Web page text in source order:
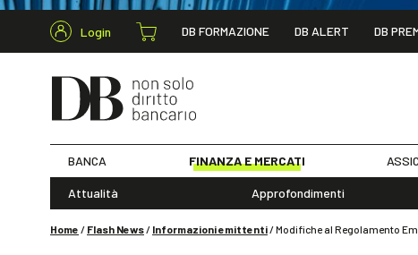
WEBINAR / 1°
Login DB FORMAZIONE DB ALERT DB
BANCA FINANZA E MERCATI
Attualità Approfondimenti
Home / Flash News/ Informazioni emittenti/Modifiche al Regolamento